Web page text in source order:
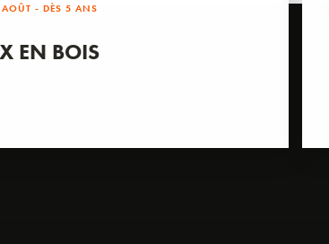
- DÈS 5 ANS
EN BOIS